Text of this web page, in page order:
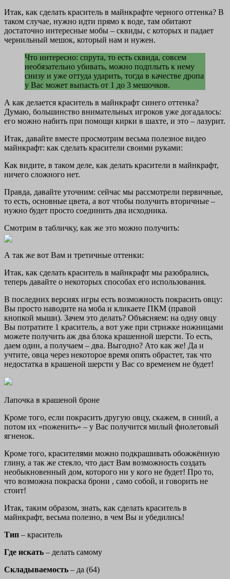
Итак, как сделать краситель в майнкрафте черного оттенка? В
таком случае, нужно идти прямо к воде, там обитают
достаточно интересные мобы – сквиды, с которых и падает
чернильный мешок, который нам и нужен.
Что интересно: спрута, то есть сквида, совсем
необязательно убивать, можно подплыть к нему
снизу и уже оттуда ударить, тогда в качестве дропа
у Вас может выпасть от 1 до 3 мешочков.
А как делается краситель в майнкрафт синего оттенка?
Думаю, большинство внимательных игроков уже догадалось:
его можно набить при помощи кирки в шахте, и это – лазурит.
Итак, давайте вместе просмотрим весьма полезное видео
майнкрафт: как сделать красители своими руками:
Как видите, в таком деле, как делать красители в майнкрафт,
ничего сложного нет.
Правда, давайте уточним: сейчас мы рассмотрели первичные,
то есть, основные цвета, а вот чтобы получить вторичные –
нужно будет просто соединить два исходника.
Смотрим в табличку, как же это можно получить:
А так же вот Вам и третичные оттенки:
Итак, как сделать краситель в майнкрафт мы разобрались,
теперь давайте о некоторых способах его использования.
В последних версиях игры есть возможность покрасить овцу:
Вы просто наводите на моба и кликаете ПКМ (правой
кнопкой мыши). Зачем это делать? Объясняем: на одну овцу
Вы потратите 1 краситель, а вот уже при стрижке ножницами
можете получить аж два блока крашенной шерсти. То есть,
даем один, а получаем – два. Выгодно? Ато как же! Да и
учтите, овца через некоторое время опять обрастет, так что
недостатка в крашеной шерсти у Вас со временем не будет!
Лапочка в крашеной броне
Кроме того, если покрасить другую овцу, скажем, в синий, а
потом их «поженить» – у Вас получится милый фиолетовый
ягненок.
Кроме того, красителями можно подкрашивать обожжённую
глину, а так же стекло, что даст Вам возможность создать
необыкновенный дом, которого ни у кого не будет! Про то,
что возможна покраска брони , само собой, и говорить не
стоит!
Итак, таким образом, знать, как сделать краситель в
майнкрафт, весьма полезно, в чем Вы и убедились!
Тип – краситель
Где искать – делать самому
Складываемость – да (64)